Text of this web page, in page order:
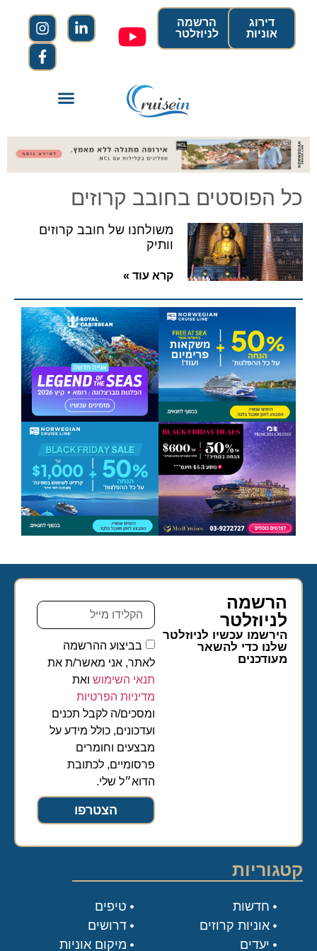
הרשמה
לניוזלטר
דירוג
אוניות
כל הפוסטים בחובב קרוזים
משולחנו של חובב קרוזים
וותיק
קרא עוד »
הרשמה
לניוזלטר​
הירשמו עכשיו לניוזלטר
שלנו כדי להשאר
מעודכנים
בביצוע ההרשמה
לאתר, אני מאשר/ת את
תנאי השימושואת
מדיניות הפרטיות
ומסכים/ה לקבל תכנים
ועדכונים, כולל מידע על
מבצעים וחומרים
פרסומיים, לכתובת
הדוא״ל שלי.
הצטרפו
קטגוריות
טיפים
דרושים
מיקום אוניות
חדשות
אוניות קרוזים
יעדים